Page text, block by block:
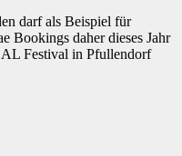
darf als Beispiel für
Bookings daher dieses Jahr
Festival in Pfullendorf